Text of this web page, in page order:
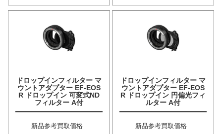
ドロップインフィルター マ
ウントアダプター EF-EOS
R ドロップイン 可変式ND
フィルター A付
新品参考買取価格
ドロップインフィルター マ
ウントアダプター EF-EOS
R ドロップイン 円偏光フィ
ルター A付
新品参考買取価格